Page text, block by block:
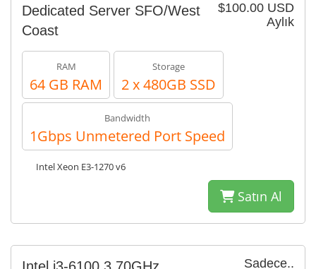
$100.00 USD
Aylık
Dedicated Server SFO/West
Coast
RAM
64 GB RAM
Storage
2 x 480GB SSD
Bandwidth
1Gbps Unmetered Port Speed
Intel Xeon E3-1270 v6
Satın Al
Sadece..